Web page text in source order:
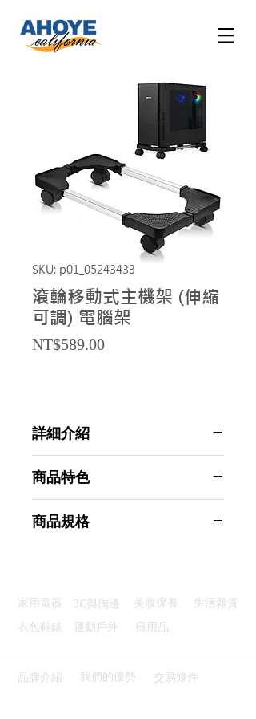
SKU: p01_05243433
滾輪移動式主機架 (伸縮
可調) 電腦架
NT$589.00Price
詳細介紹
商品特色
強大承重：方形鋼管設計強度更高
商品規格
主要材質：塑料、鐵
商品尺寸：42*13*8cm
產地名稱：中國大陸
代理商：亞桓有限公司
家用電器 3C與周邊 美妝保養
生活雜貨
衣包鞋錶
運動戶外 日用品
品牌介紹 我們的優勢 交易條件